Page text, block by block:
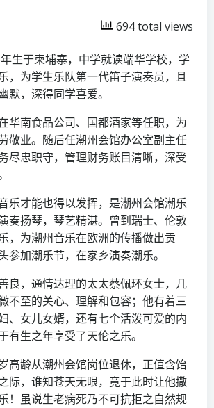
694 total views
生于柬埔寨，中学就读端华学校，学
，为学生乐队第一代笛子演奏员，且
默，深得同学喜爱。
华南食品公司、国都酒家等任职，为
敬业。随后任潮州会馆办公室副主任
尽忠职守，管理财务账目清晰，深受
乐才能也得以发挥，是潮州会馆潮乐
奏扬琴，琴艺精湛。曾到瑞士、伦敦
，为潮州音乐在欧洲的传播做出贡
参加潮乐节，在家乡演奏潮乐。
良，通情达理的太太蔡佩环女士，几
不至的关心、理解和包容；他有着三
、女儿女婿，还有七个活泼可爱的内
有生之年享受了天伦之乐。
高龄从潮州会馆岗位退休，正值含饴
际，谁知苍天无眼，竟于此时让他撒
！虽说生老病死乃不可抗拒之自然规